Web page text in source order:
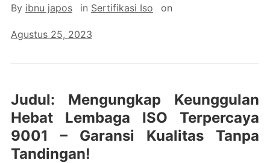
By ibnu japos in Sertifikasi Iso on
Agustus 25, 2023
Judul: Mengungkap Keunggulan
Hebat Lembaga ISO Terpercaya
9001 – Garansi Kualitas Tanpa
Tandingan!